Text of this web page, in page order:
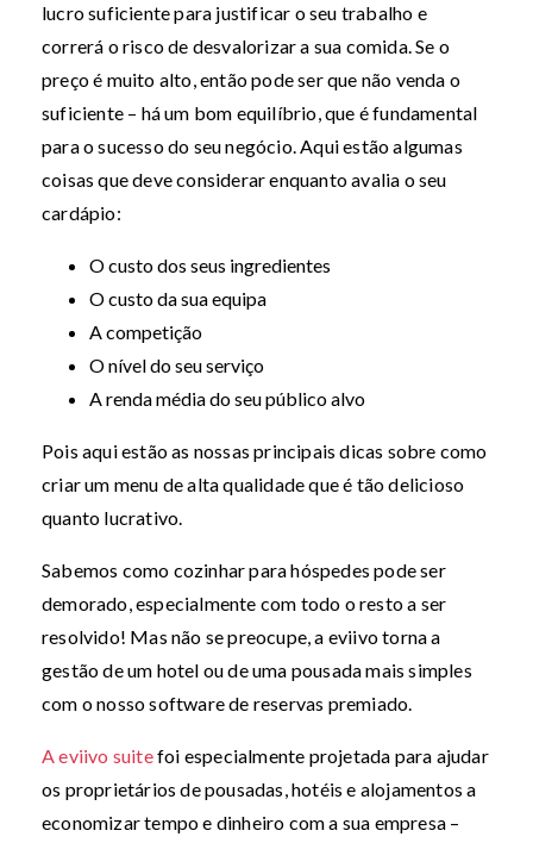
lucro suficiente para justificar o seu trabalho e
correrá o risco de desvalorizar a sua comida. Se o
preço é muito alto, então pode ser que não venda o
suficiente – há um bom equilíbrio, que é fundamental
para o sucesso do seu negócio. Aqui estão algumas
coisas que deve considerar enquanto avalia o seu
cardápio:
O custo dos seus ingredientes
O custo da sua equipa
A competição
O nível do seu serviço
A renda média do seu público alvo
Pois aqui estão as nossas principais dicas sobre como
criar um menu de alta qualidade que é tão delicioso
quanto lucrativo.
Sabemos como cozinhar para hóspedes pode ser
demorado, especialmente com todo o resto a ser
resolvido! Mas não se preocupe, a eviivo torna a
gestão de um hotel ou de uma pousada mais simples
com o nosso software de reservas premiado.
A eviivo suitefoi especialmente projetada para ajudar
os proprietários de pousadas, hotéis e alojamentos a
economizar tempo e dinheiro com a sua empresa –